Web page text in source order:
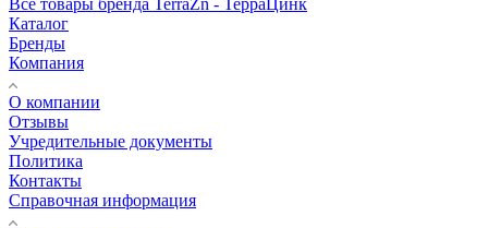
Каталог
Бренды
Компания
О компании
Отзывы
Учредительные документы
Политика
Контакты
Справочная информация